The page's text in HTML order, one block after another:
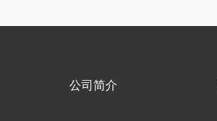
公司简介